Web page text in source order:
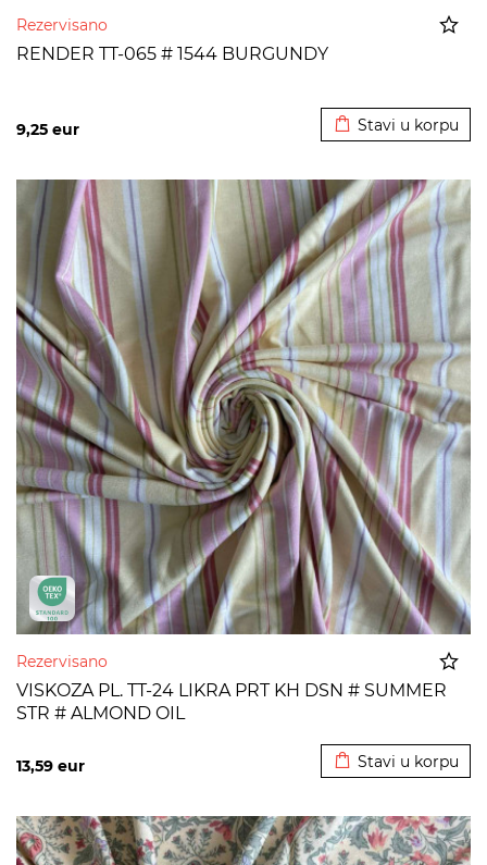
Rezervisano
RENDER TT-065 # 1544 BURGUNDY
9,25 eur Stavi u korpu
Rezervisano
VISKOZA PL. TT-24 LIKRA PRT KH DSN # SUMMER
STR # ALMOND OIL
13,59 eur Stavi u korpu